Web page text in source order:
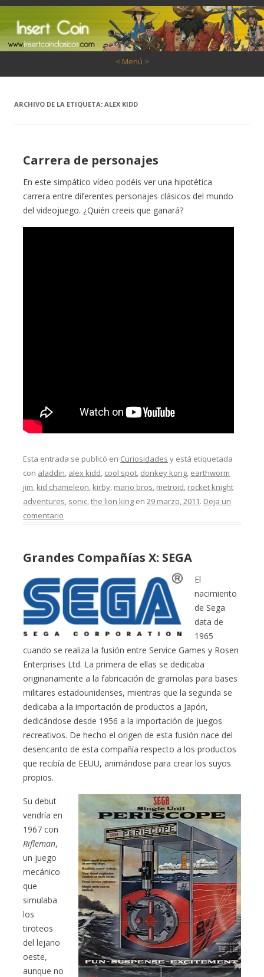
< Menú >
ARCHIVO DE LA ETIQUETA: ALEX KIDD
Carrera de personajes
En este simpático vídeo podéis ver una hipotética
carrera entre diferentes personajes clásicos del mundo
del videojuego. ¿Quién creeis que ganará?
Esta entrada se publicó en Curiosidades y está etiquetada
con aladdin, alex kidd, cool spot, donkey kong, earthworm
jim, kid chameleon, kirby, mario bros, metroid, rocket knight
adventures, sonic,the lion king en29 marzo, 2011. Deja un
comentario
Grandes Compañías X: SEGA
El
nacimiento
de Sega
data de
1965
cuando se realiza la fusión entre Service Games y Rosen
Enterprises Ltd. La primera de ellas se dedicaba
originariamente a la fabricación de gramolas para bases
militares estadounidenses, mientras que la segunda se
dedicaba a la importación de productos a Japón,
dedicándose desde 1956 a la importación de juegos
recreativos. De hecho el origen de esta fusión nace del
desencanto de esta compañía respecto a los productos
que recibía de EEUU, animándose para crear los suyos
propios.
Su debut
vendría en
1967 con
Rifleman,
un juego
mecánico
que
simulaba
los
tiroteos
del lejano
oeste,
aunque no